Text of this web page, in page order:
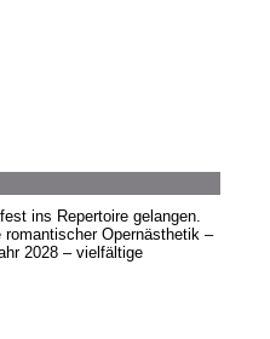
ins Repertoire gelangen.
Opernästhetik –
2028 – vielfältige